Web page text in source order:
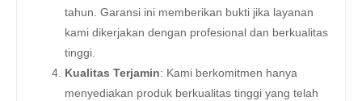
tahun. Garansi ini memberikan bukti jika layanan
kami dikerjakan dengan profesional dan berkualitas
tinggi.
Kualitas Terjamin: Kami berkomitmen hanya
menyediakan produk berkualitas tinggi yang telah